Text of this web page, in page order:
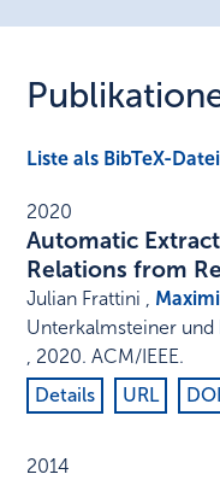
Liste als BibTeX-
2020
Automatic
Relations from
Julian Frattini ,
Unterkalmsteiner und
, 2020.ACM/IEEE.
Details
URL DOI
2014